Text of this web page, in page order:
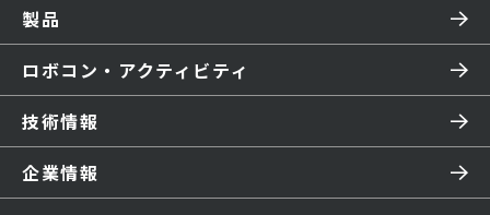
製品
ロボコン・アクティビティ
技術情報
企業情報